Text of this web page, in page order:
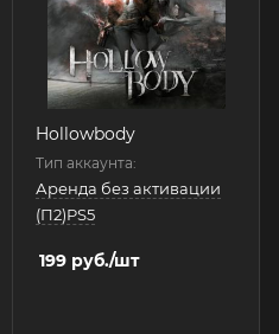
Hollowbody
Тип аккаунта:
Аренда без активации
(П2)PS5
199 руб./шт